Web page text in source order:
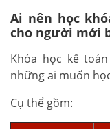
Ai nên học
cho người mới
Khóa học kế
những ai muốn
Cụ thể gồm: